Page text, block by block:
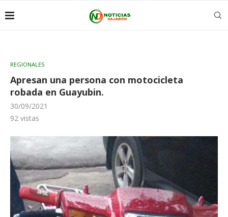
REGIONALES
Apresan una persona con motocicleta
robada en Guayubin.
30/09/2021
92 vistas